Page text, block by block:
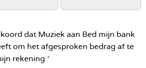
dat Muziek aan Bed mijn bank
om het afgesproken bedrag af te
rekening.*